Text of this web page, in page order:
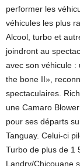
performer les
véhicules les plus
Alcool, turbo et
joindront au
avec son véhicule :
the bone II»,
spectaculaires.
une Camaro
pour ses départs
Tanguay. Celui-ci
Turbo de plus de 1
Landry/Chicouane